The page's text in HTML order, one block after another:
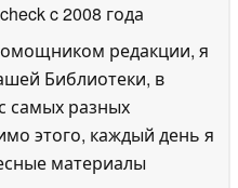
c 2008 года
редакции, я
Библиотеки, в
самых разных
этого, каждый день я
материалы